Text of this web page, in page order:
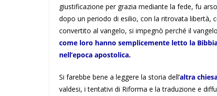
giustificazione per grazia mediante la fede, fu
dopo un periodo di esilio, con la ritrovata libertà,
convertito al vangelo, si impegnò perché il
come loro hanno semplicemente letto la
nell’epoca apostolica.
Si farebbe bene a leggere la storia dell’altra
valdesi, i tentativi di Riforma e la traduzione e